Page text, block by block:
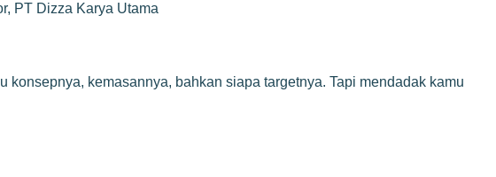
, PT Dizza Karya Utama
kemasannya, bahkan siapa targetnya. Tapi mendadak kamu